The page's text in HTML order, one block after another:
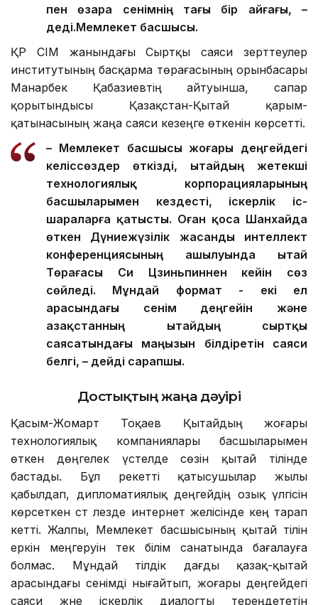
пен өзара сенімнің тағы бір айғағы, –
деді.Мемлекет басшысы.
ҚР СІМ жанындағы Сыртқы саяси зерттеулер
институтының басқарма төрағасының орынбасары
Манарбек Қабазиевтің айтуынша, сапар
қорытындысы Қазақстан-Қытай қарым-
қатынасының жаңа саяси кезеңге өткенін көрсетті.
– Мемлекет басшысы жоғары деңгейдегі
келіссөздер өткізді, Қытайдың жетекші
технологиялық корпорацияларының
басшыларымен кездесті, іскерлік іс-
шараларға қатысты. Оған қоса Шанхайда
өткен Дүниежүзілік жасанды интеллект
конференциясының ашылуында Қытай
Төрағасы Си Цзиньпиннен кейін сөз
сөйледі. Мұндай формат - екі ел
арасындағы сенім деңгейін және
Қазақстанның Қытайдың сыртқы
саясатындағы маңызын білдіретін саяси
белгі, – дейді сарапшы.
Достықтың жаңа дәуірі
Қасым-Жомарт Тоқаев Қытайдың жоғары
технологиялық компаниялары басшыларымен
өткен дөңгелек үстелде сөзін қытай тілінде
бастады. Бұл әрекетті қатысушылар жылы
қабылдап, дипломатиялық деңгейдің озық үлгісін
көрсеткен сәт лезде интернет желісінде кең тарап
кетті. Жалпы, Мемлекет басшысының қытай тілін
еркін меңгеруін тек білім санатында бағалауға
болмас. Мұндай тілдік дағды қазақ-қытай
арасындағы сенімді нығайтып, жоғары деңгейдегі
саяси және іскерлік диалогты тереңдететін